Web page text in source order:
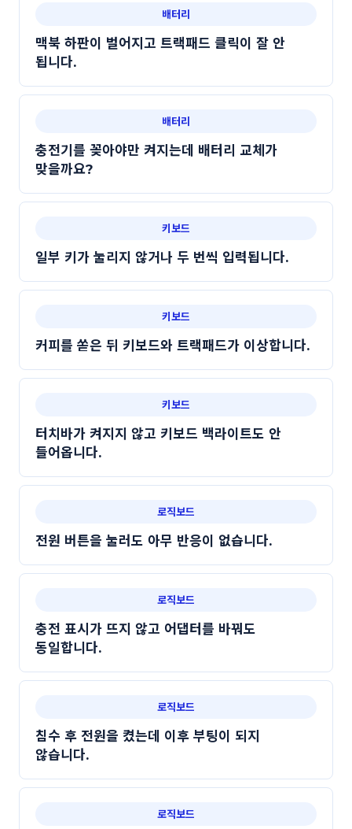
배터리
맥북 하판이 벌어지고 트랙패드 클릭이 잘 안
됩니다.
배터리
충전기를 꽂아야만 켜지는데 배터리 교체가
맞을까요?
키보드
일부 키가 눌리지 않거나 두 번씩 입력됩니다.
키보드
커피를 쏟은 뒤 키보드와 트랙패드가 이상합니다.
키보드
터치바가 켜지지 않고 키보드 백라이트도 안
들어옵니다.
로직보드
전원 버튼을 눌러도 아무 반응이 없습니다.
로직보드
충전 표시가 뜨지 않고 어댑터를 바꿔도
동일합니다.
로직보드
침수 후 전원을 켰는데 이후 부팅이 되지
않습니다.
로직보드